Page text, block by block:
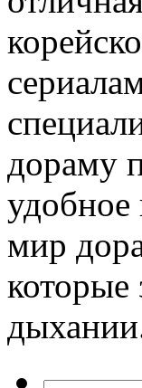
дораму
удобное
мир
которые